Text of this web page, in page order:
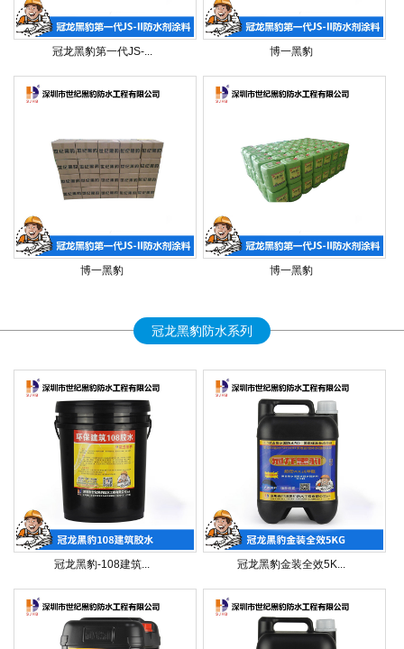
冠龙黑豹第一代JS-... 博一黑豹
博一黑豹 博一黑豹
冠龙黑豹防水系列
冠龙黑豹-108建筑... 冠龙黑豹金装全效5K...